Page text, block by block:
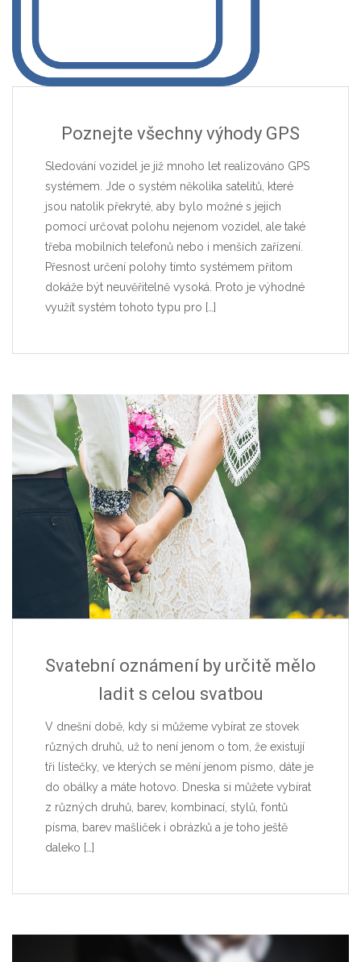
Poznejte všechny výhody GPS
Sledování vozidel je již mnoho let realizováno GPS
systémem. Jde o systém několika satelitů, které
jsou natolik překryté, aby bylo možné s jejich
pomocí určovat polohu nejenom vozidel, ale také
třeba mobilních telefonů nebo i menších zařízení.
Přesnost určení polohy tímto systémem přitom
dokáže být neuvěřitelně vysoká. Proto je výhodné
využít systém tohoto typu pro […]
Svatební oznámení by určitě mělo
ladit s celou svatbou
V dnešní době, kdy si můžeme vybírat ze stovek
různých druhů, už to není jenom o tom, že existují
tři lístečky, ve kterých se mění jenom písmo, dáte je
do obálky a máte hotovo. Dneska si můžete vybírat
z různých druhů, barev, kombinací, stylů, fontů
písma, barev mašliček i obrázků a je toho ještě
daleko […]